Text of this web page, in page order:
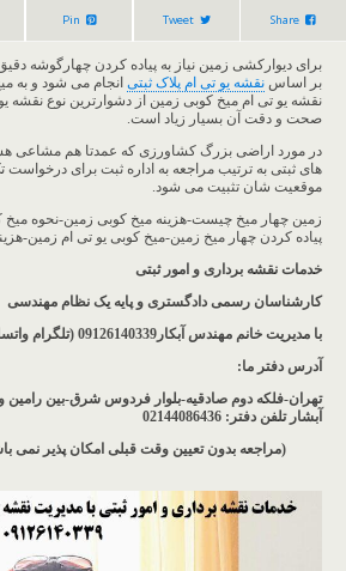
Share
Tweet
Pin
برای دیوارکشی زمین نیاز به پیاده کردن چهارگوشه
بر اساس نقشه یو تی ام پلاک ثبتی انجام می شود و به
نقشه یو تی ام میخ کوبی زمین از دشوارترین نوع
صحت و دقت آن بسیار زیاد است.
در مورد اراضی بزرگ کشاورزی که عمدتا هم مشاعی
های ثبتی به ترتیب مراجعه به اداره ثبت برای
موقعیت شان تثبیت می شود.
زمین چهار میخ چیست-هزینه میخ کوبی زمین-نحوه میخ
پیاده کردن چهار میخ زمین-میخ کوبی یو تی ام زمین-
خدمات نقشه برداری و امور ثبتی
کارشناسان رسمی دادگستری و پایه یک نظام مهندسی
با مدیریت خانم مهندس آبکار09126140339 (تلگرام واتساپ ایتا )
آدرس دفتر ما:
تهران-فلکه دوم صادقیه-بلوار فردوس شرق-بین رامین
آبشار تلفن دفتر: 02144086436
(مراجعه بدون تعیین وقت قبلی امکان پذیر نمی